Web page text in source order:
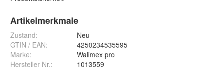
Artikelmerkmale
Zustand:
Neu
GTIN / EAN:
4250234535595
Marke:
Walimex pro
Hersteller Nr.:
1013559